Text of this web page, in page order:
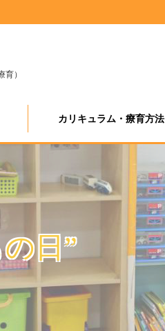
）
カリキュラム・療育方法
日”